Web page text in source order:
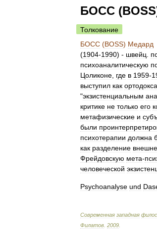
БОСС
Толкование
БОСС (BOSS) Медард
(1904-1990) - швейц
психоаналитическую
Цоликоне где в 1959-
выступил как
"экзистенциальным
критике не только его
метафизические и
были
психотерапии должна
как разделение
Фрейдовскую мета-
человеческой
Psychoanalyse und
Современная западная
Филатов 2009